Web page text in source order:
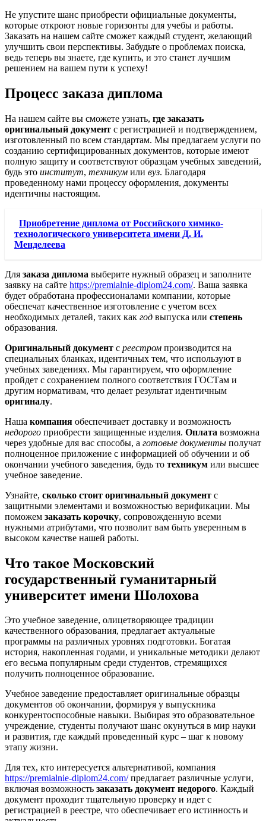
Не упустите шанс приобрести официальные документы,
которые откроют новые горизонты для учебы и работы.
Заказать на нашем сайте сможет каждый студент, желающий
улучшить свои перспективы. Забудьте о проблемах поиска,
ведь теперь вы знаете, где купить, и это станет лучшим
решением на вашем пути к успеху!
Процесс заказа диплома
На нашем сайте вы сможете узнать, где заказать
оригинальный документ с регистрацией и подтверждением,
изготовленный по всем стандартам. Мы предлагаем услуги по
созданию сертифицированных документов, которые имеют
полную защиту и соответствуют образцам учебных заведений,
будь это институт, техникум или вуз. Благодаря
проведенному нами процессу оформления, документы
идентичны настоящим.
Приобретение диплома от Российского химико-
технологического университета имени Д. И.
Менделеева
Для заказа диплома выберите нужный образец и заполните
заявку на сайте https://premialnie-diplom24.com/. Ваша заявка
будет обработана профессионалами компании, которые
обеспечат качественное изготовление с учетом всех
необходимых деталей, таких как год выпуска или степень
образования.
Оригинальный документ с реестром производится на
специальных бланках, идентичных тем, что используют в
учебных заведениях. Мы гарантируем, что оформление
пройдет с сохранением полного соответствия ГОСТам и
другим нормативам, что делает результат идентичным
оригиналу.
Наша компания обеспечивает доставку и возможность
недорого приобрести защищенные изделия. Оплата возможна
через удобные для вас способы, а готовые документы получат
полноценное приложение с информацией об обучении и об
окончании учебного заведения, будь то техникум или высшее
учебное заведение.
Узнайте, сколько стоит оригинальный документ с
защитными элементами и возможностью верификации. Мы
поможем заказать корочку, сопровожденную всеми
нужными атрибутами, что позволит вам быть уверенным в
высоком качестве нашей работы.
Что такое Московский
государственный гуманитарный
университет имени Шолохова
Это учебное заведение, олицетворяющее традиции
качественного образования, предлагает актуальные
программы на различных уровнях подготовки. Богатая
история, накопленная годами, и уникальные методики делают
его весьма популярным среди студентов, стремящихся
получить полноценное образование.
Учебное заведение предоставляет оригинальные образцы
документов об окончании, формируя у выпускника
конкурентоспособные навыки. Выбирая это образовательное
учреждение, студенты получают шанс окунуться в мир науки
и развития, где каждый проведенный курс – шаг к новому
этапу жизни.
Для тех, кто интересуется альтернативой, компания
https://premialnie-diplom24.com/предлагает различные услуги,
включая возможность заказать документ недорого. Каждый
документ проходит тщательную проверку и идет с
регистрацией в реестре, что обеспечивает его истинность и